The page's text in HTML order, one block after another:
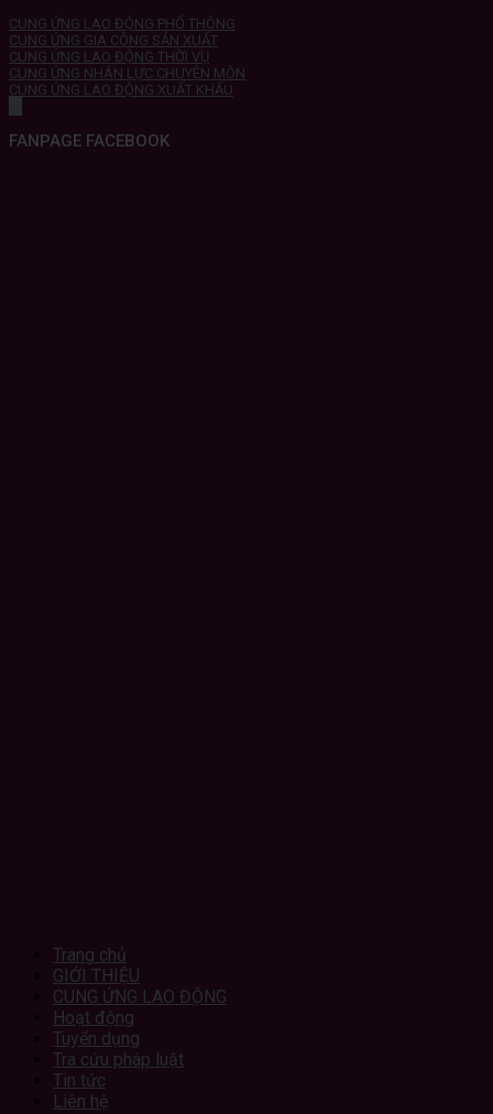
CUNG ỨNG LAO ĐỘNG PHỔ THÔNG
CUNG ỨNG GIA CÔNG SẢN XUẤT
CUNG ỨNG LAO ĐỘNG THỜI VỤ
CUNG ỨNG NHÂN LỰC CHUYÊN MÔN
CUNG ỨNG LAO ĐỘNG XUẤT KHẨU
FANPAGE FACEBOOK
Trang chủ
GIỚI THIỆU
CUNG ỨNG LAO ĐỘNG
Hoạt động
Tuyển dụng
Tra cứu pháp luật
Tin tức
Liên hệ